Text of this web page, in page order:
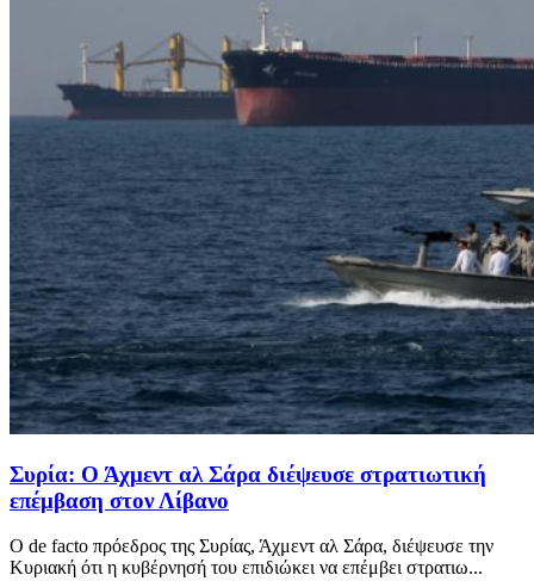
Συρία: Ο Άχμεντ αλ Σάρα διέψευσε στρατιωτική
επέμβαση στον Λίβανο
Ο de facto πρόεδρος της Συρίας, Άχμεντ αλ Σάρα, διέψευσε την
Κυριακή ότι η κυβέρνησή του επιδιώκει να επέμβει στρατιω...